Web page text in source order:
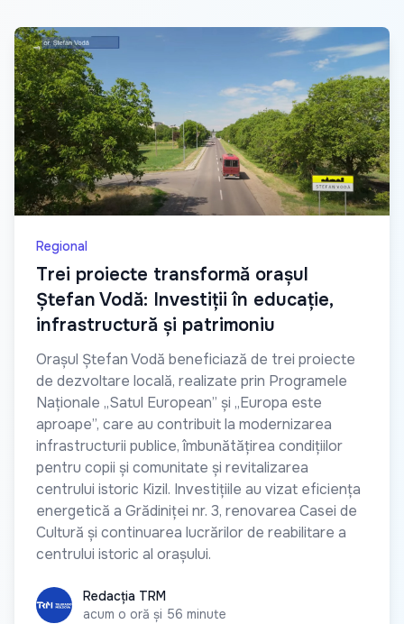
Regional
Trei proiecte transformă orașul
Ștefan Vodă: Investiții în educație,
infrastructură și patrimoniu
Orașul Ștefan Vodă beneficiază de trei proiecte
de dezvoltare locală, realizate prin Programele
Naționale „Satul European” și „Europa este
aproape”, care au contribuit la modernizarea
infrastructurii publice, îmbunătățirea condițiilor
pentru copii și comunitate și revitalizarea
centrului istoric Kizil. Investițiile au vizat eficiența
energetică a Grădiniței nr. 3, renovarea Casei de
Cultură și continuarea lucrărilor de reabilitare a
centrului istoric al orașului.
Redacția TRM
Redacția TRM
acum o oră și 56 minute